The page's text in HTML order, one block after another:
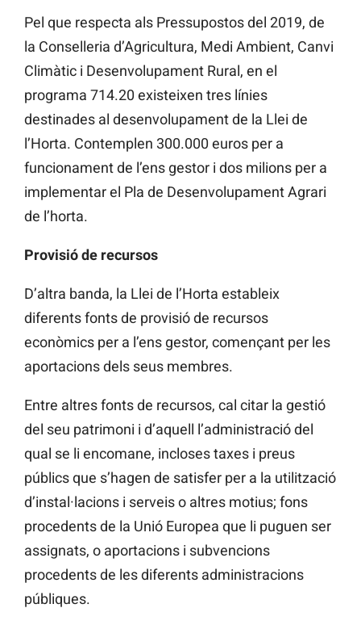
Pel que respecta als Pressupostos del 2019, de
la Conselleria d’Agricultura, Medi Ambient, Canvi
Climàtic i Desenvolupament Rural, en el
programa 714.20 existeixen tres línies
destinades al desenvolupament de la Llei de
l’Horta. Contemplen 300.000 euros per a
funcionament de l’ens gestor i dos milions per a
implementar el Pla de Desenvolupament Agrari
de l’horta.
Provisió de recursos
D’altra banda, la Llei de l’Horta estableix
diferents fonts de provisió de recursos
econòmics per a l’ens gestor, començant per les
aportacions dels seus membres.
Entre altres fonts de recursos, cal citar la gestió
del seu patrimoni i d’aquell l’administració del
qual se li encomane, incloses taxes i preus
públics que s’hagen de satisfer per a la utilització
d’instal·lacions i serveis o altres motius; fons
procedents de la Unió Europea que li puguen ser
assignats, o aportacions i subvencions
procedents de les diferents administracions
públiques.